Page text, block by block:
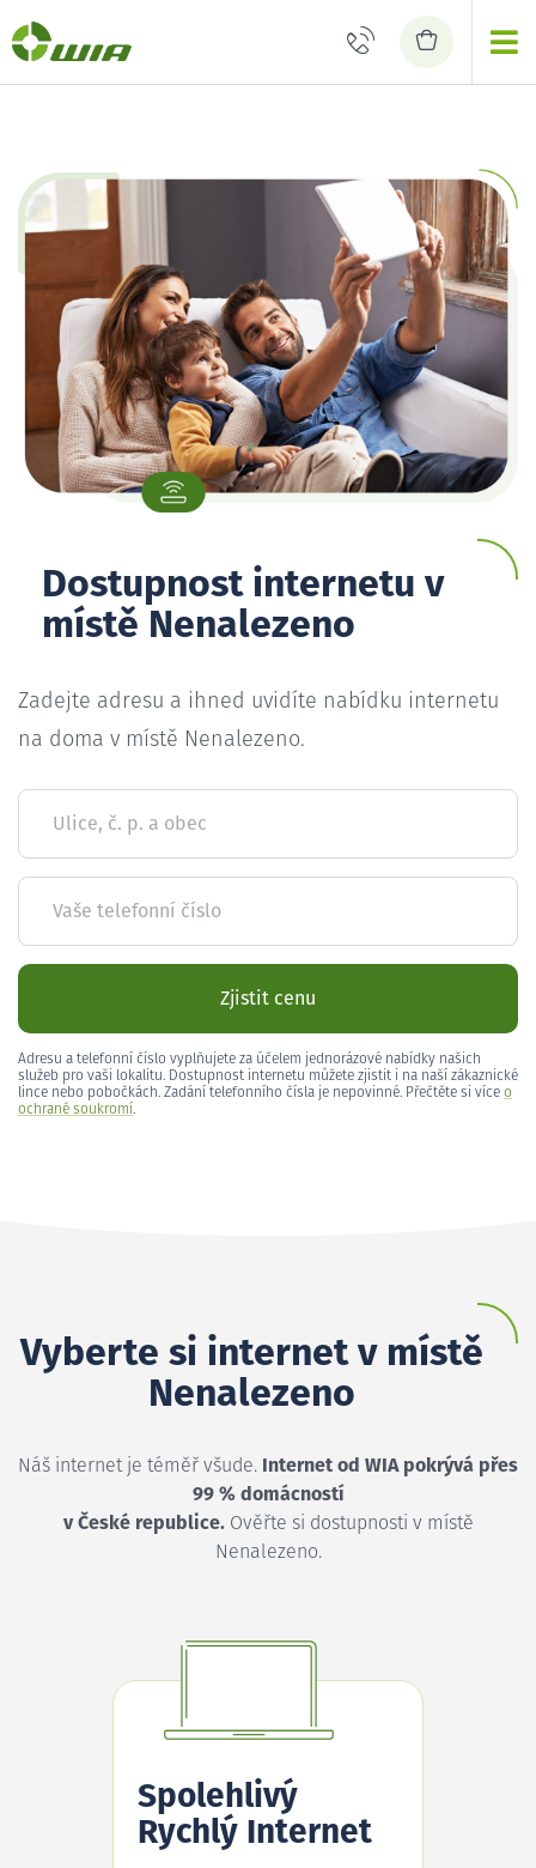
Dostupnost internetu v
místě Nenalezeno
Zadejte adresu a ihned uvidíte nabídku internetu
na doma v místě Nenalezeno.
Ulice, č. p. a obec
Vaše telefonní číslo
Zjistit cenu
Adresu a telefonní číslo vyplňujete za účelem jednorázové nabídky našich
služeb pro vaši lokalitu. Dostupnost internetu můžete zjistit i na naší zákaznické
lince nebo pobočkách. Zadání telefonního čísla je nepovinné. Přečtěte si více o
ochraně soukromí.
Vyberte si internet v místě
Nenalezeno
Náš internet je téměř všude. Internet od WIA pokrývá přes
99 % domácností
v České republice.Ověřte si dostupnosti v místě
Nenalezeno.
Spolehlivý
Rychlý Internet